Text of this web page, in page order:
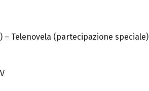
– Telenovela (partecipazione speciale)